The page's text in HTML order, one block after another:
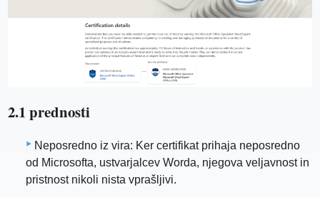
2.1 prednosti
Neposredno iz vira: Ker certifikat prihaja neposredno
od Microsofta, ustvarjalcev Worda, njegova veljavnost in
pristnost nikoli nista vprašljivi.